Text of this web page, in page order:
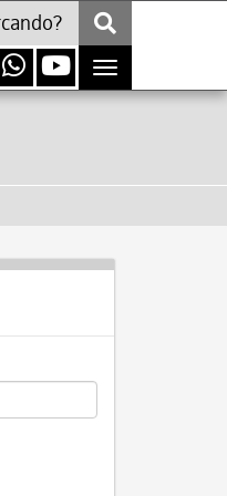
Toggle
navigation